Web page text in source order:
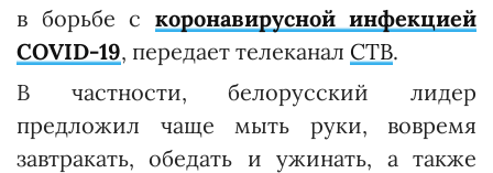
в борьбе с коронавирусной инфекцией
COVID-19, передает телеканал СТВ.
В частности, белорусский лидер
предложил чаще мыть руки, вовремя
завтракать, обедать и ужинать, а также